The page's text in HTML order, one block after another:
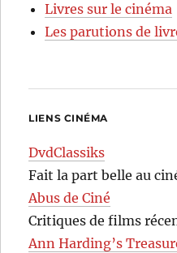
Livres sur le cinéma
Les parutions de
LIENS CINÉMA
DvdClassiks
Fait la part belle au
Abus de Ciné
Critiques de films
Ann Harding’s